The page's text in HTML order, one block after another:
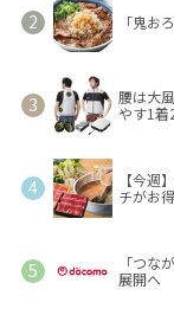
「鬼お
腰は大
やす1
【今週
チがお得
「つ
展開へ